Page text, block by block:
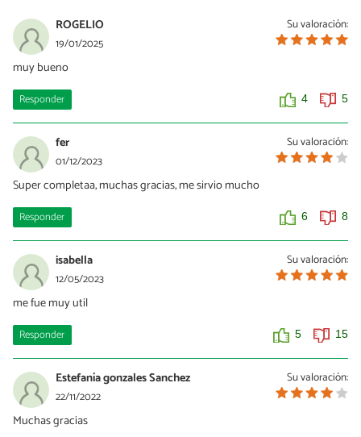
Su valoración:
ROGELIO
19/01/2025
muy bueno
Responder 4 5
Su valoración:
fer
01/12/2023
Super completaa, muchas gracias, me sirvio mucho
Responder 6 8
Su valoración:
isabella
12/05/2023
me fue muy util
Responder 5 15
Su valoración:
Estefanía gonzales Sanchez
22/11/2022
Muchas gracias